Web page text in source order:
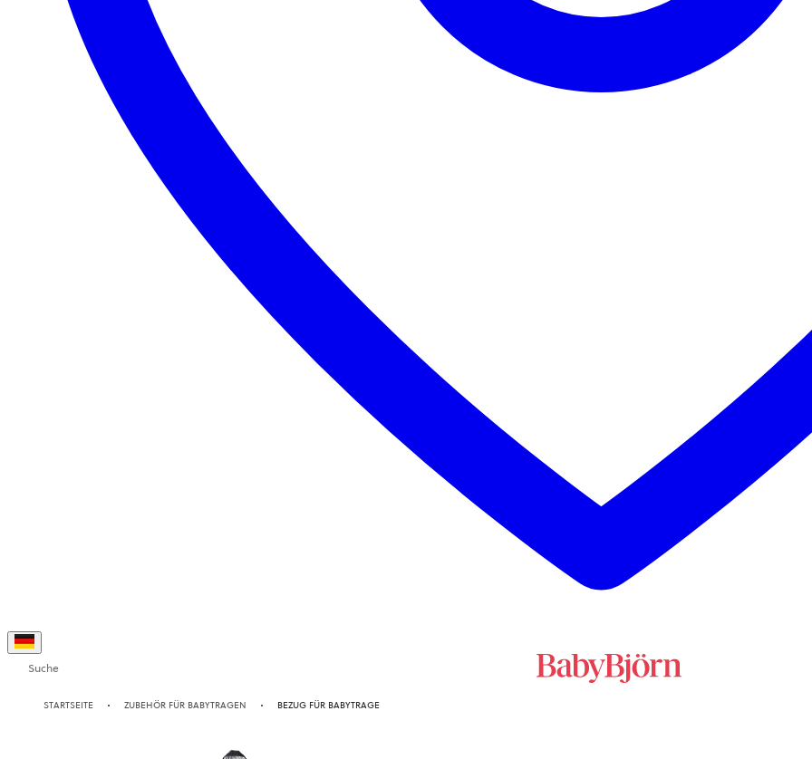
Suche
STARTSEITE ZUBEHÖR FÜR BABYTRAGEN BEZUG FÜR BABYTRAGE